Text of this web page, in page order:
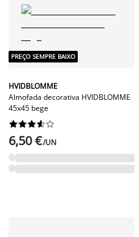
PREÇO SEMPRE BAIXO
HVIDBLOMME
Almofada decorativa HVIDBLOMME
45x45 bege






6,50 €/UN